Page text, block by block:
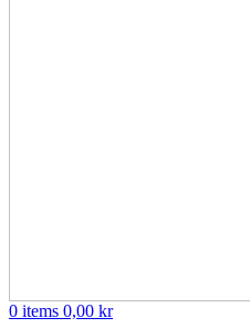
0 items 0,00 kr